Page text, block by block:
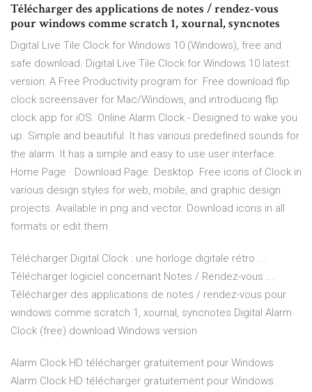
Télécharger des applications de notes / rendez-vous
pour windows comme scratch 1, xournal, syncnotes
Digital Live Tile Clock for Windows 10 (Windows), free and
safe download. Digital Live Tile Clock for Windows 10 latest
version: A Free Productivity program for Free download flip
clock screensaver for Mac/Windows, and introducing flip
clock app for iOS. Online Alarm Clock - Designed to wake you
up. Simple and beautiful. It has various predefined sounds for
the alarm. It has a simple and easy to use user interface.
Home Page · Download Page. Desktop Free icons of Clock in
various design styles for web, mobile, and graphic design
projects. Available in png and vector. Download icons in all
formats or edit them
Télécharger Digital Clock : une horloge digitale rétro ...
Télécharger logiciel concernant Notes / Rendez-vous ...
Télécharger des applications de notes / rendez-vous pour
windows comme scratch 1, xournal, syncnotes Digital Alarm
Clock (free) download Windows version
Alarm Clock HD télécharger gratuitement pour Windows
Alarm Clock HD télécharger gratuitement pour Windows.